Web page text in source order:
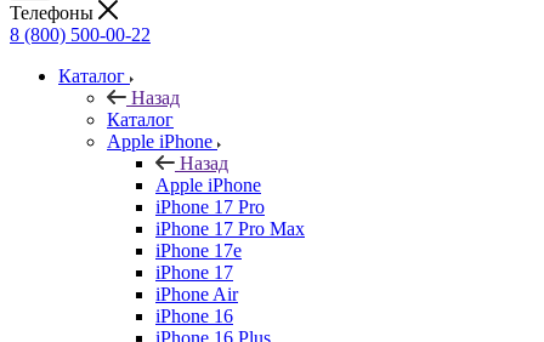
Телефоны
8 (800) 500-00-22
Каталог
Назад
Каталог
Apple iPhone
Назад
Apple iPhone
iPhone 17 Pro
iPhone 17 Pro Max
iPhone 17e
iPhone 17
iPhone Air
iPhone 16
iPhone 16 Plus